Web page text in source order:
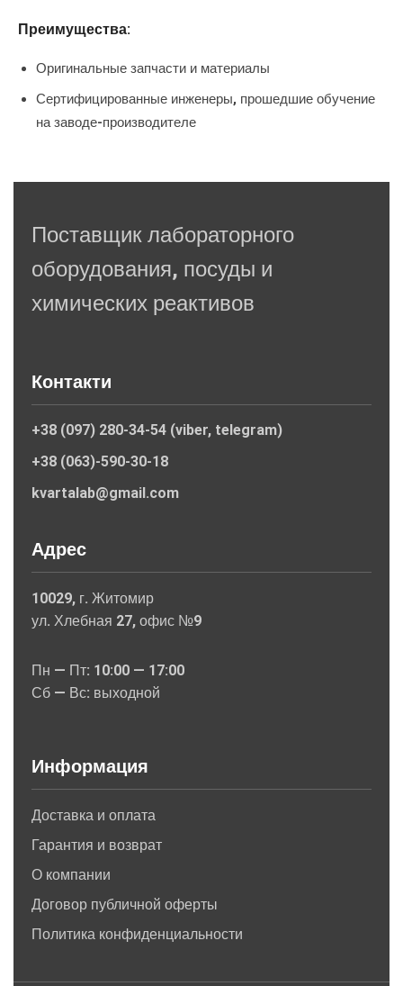
Преимущества:
Оригинальные запчасти и материалы
Сертифицированные инженеры, прошедшие обучение
на заводе-производителе
Поставщик лабораторного
оборудования, посуды и
химических реактивов
Контакти
+38 (097) 280-34-54 (viber, telegram)
+38 (063)-590-30-18
kvartalab@gmail.com
Адрес
10029, г. Житомир
ул. Хлебная 27, офис №9
Пн — Пт: 10:00 — 17:00
Сб — Вс: выходной
Информация
Доставка и оплата
Гарантия и возврат
О компании
Договор публичной оферты
Политика конфиденциальности